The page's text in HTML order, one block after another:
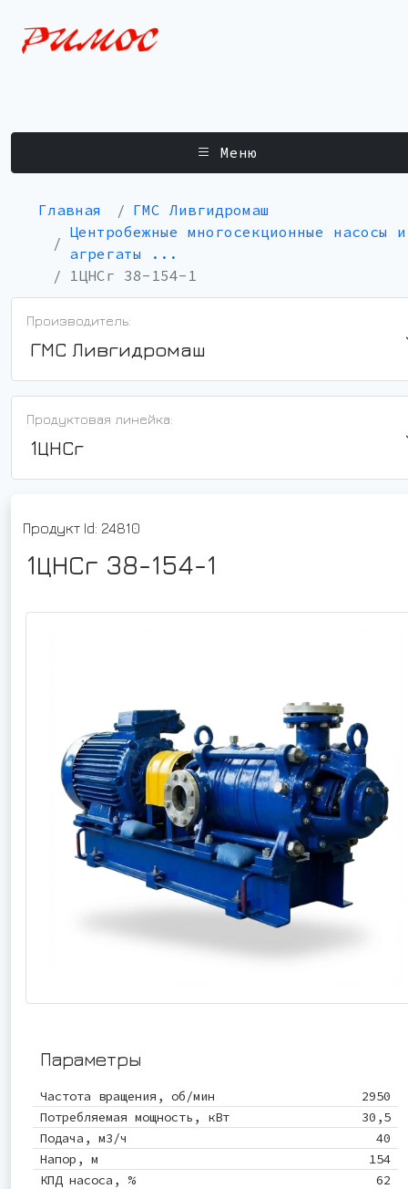
Меню
Главная
ГМС Ливгидромаш
Центробежные многосекционные насосы и
агрегаты ...
1ЦНСг 38-154-1
Производитель:
ГМС Ливгидромаш
Продуктовая линейка:
1ЦНСг
Продукт Id: 24810
1ЦНСг 38-154-1
Параметры
Частота вращения, об/мин
2950
Потребляемая мощность, кВт
30,5
Подача, м3/ч
40
Напор, м
154
КПД насоса, %
62